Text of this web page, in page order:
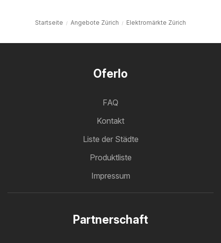
Startseite Angebote Zürich Elektromärkte Zürich
Oferlo
FAQ
Kontakt
Liste der Städte
Produktliste
Impressum
Partnerschaft